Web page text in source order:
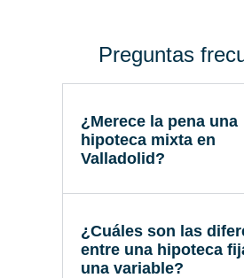
Preguntas
¿Merece la pena una
hipoteca mixta en
Valladolid?
¿Cuáles son las
entre una hipoteca
una variable?